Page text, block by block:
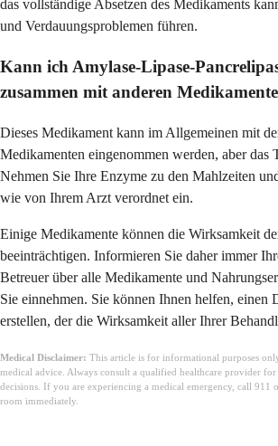
das vollständige Absetzen des Medikaments
und Verdauungsproblemen führen.
Kann ich Amylase-Lipase-
zusammen mit anderen
Dieses Medikament kann im Allgemeinen mit
Medikamenten eingenommen werden, aber das
Nehmen Sie Ihre Enzyme zu den Mahlzeiten
wie von Ihrem Arzt verordnet ein.
Einige Medikamente können die Wirksamkeit
beeinträchtigen. Informieren Sie daher immer
Betreuer über alle Medikamente und
Sie einnehmen. Sie können Ihnen helfen, einen
erstellen, der die Wirksamkeit aller Ihrer
Medical Disclaimer: This article is for informational purposes
medical advice. Always consult a qualified healthcare provider for
decisions. If you are experiencing a medical emergency, call 911
room immediately.